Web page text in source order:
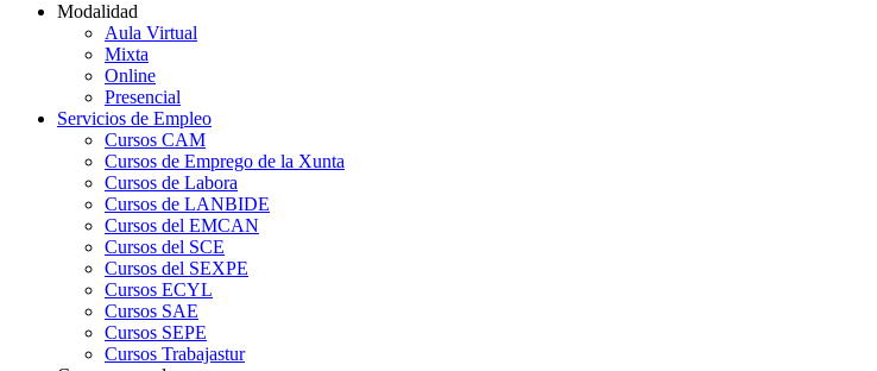
Modalidad
Aula Virtual
Mixta
Online
Presencial
Servicios de Empleo
Cursos CAM
Cursos de Emprego de la Xunta
Cursos de Labora
Cursos de LANBIDE
Cursos del EMCAN
Cursos del SCE
Cursos del SEXPE
Cursos ECYL
Cursos SAE
Cursos SEPE
Cursos Trabajastur